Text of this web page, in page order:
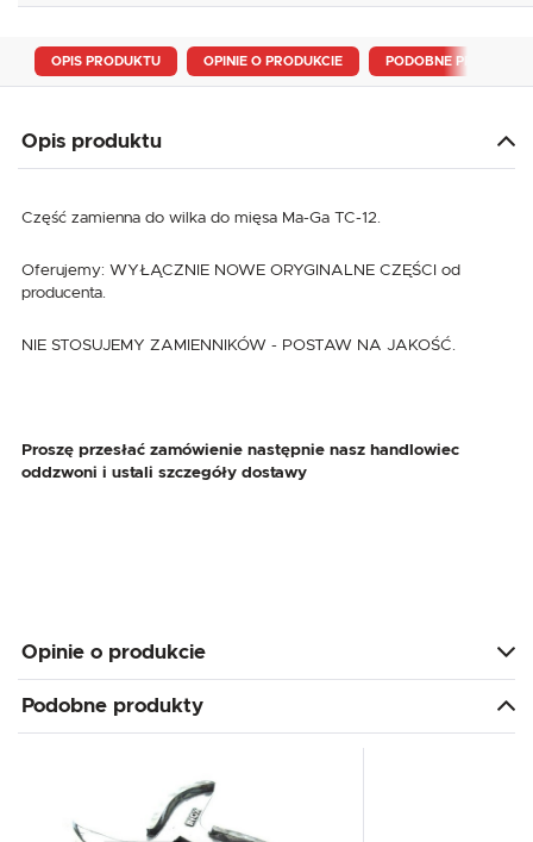
OPIS PRODUKTU OPINIE O PRODUKCIE PODOBNE PRODUKTY
Opis produktu
Część zamienna do wilka do mięsa Ma-Ga TC-12.
Oferujemy: WYŁĄCZNIE NOWE ORYGINALNE CZĘŚCI od
producenta.
NIE STOSUJEMY ZAMIENNIKÓW - POSTAW NA JAKOŚĆ.
Proszę przesłać zamówienie następnie nasz handlowiec
oddzwoni i ustali szczegóły dostawy
Opinie o produkcie
Podobne produkty